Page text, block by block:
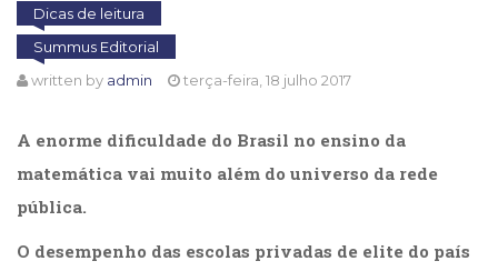
(102)
Cinema
Comportamento
Comunicação
(232)
e
Movimento
Dicas de leitura
Summus Editorial
written by admin terça-feira, 18 julho 2017
A enorme dificuldade do Brasil no ensino da
matemática vai muito além do universo da rede
pública.
O desempenho das escolas privadas de elite do país